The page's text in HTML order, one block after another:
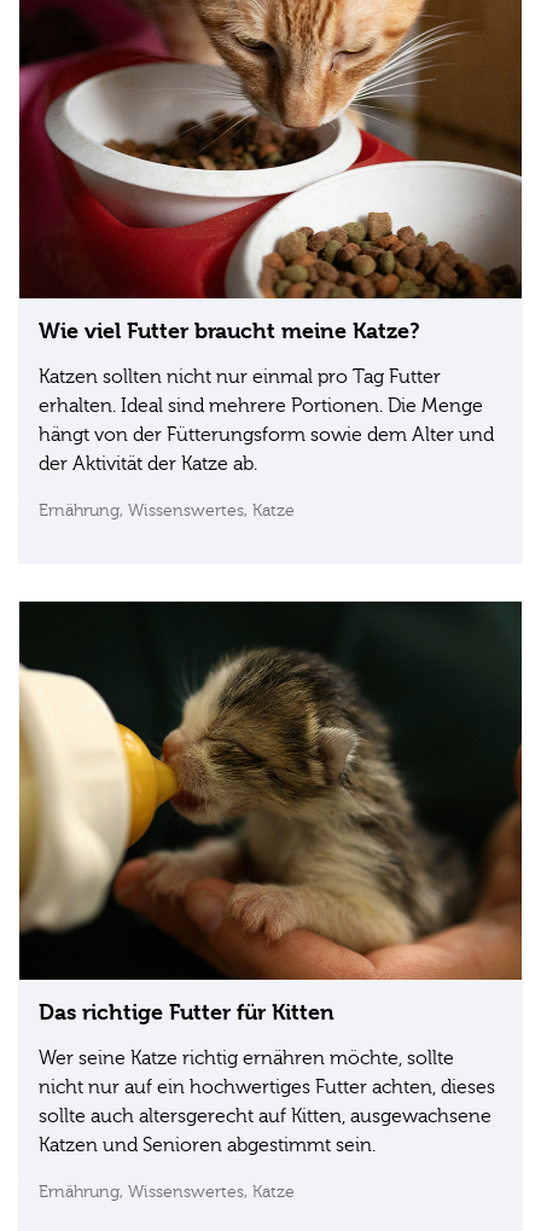
Wie viel Futter braucht meine Katze?
Katzen sollten nicht nur einmal pro Tag Futter
erhalten. Ideal sind mehrere Portionen. Die Menge
hängt von der Fütterungsform sowie dem Alter und
der Aktivität der Katze ab.
Ernährung, Wissenswertes, Katze
Das richtige Futter für Kitten
Wer seine Katze richtig ernähren möchte, sollte
nicht nur auf ein hochwertiges Futter achten, dieses
sollte auch altersgerecht auf Kitten, ausgewachsene
Katzen und Senioren abgestimmt sein.
Ernährung, Wissenswertes, Katze